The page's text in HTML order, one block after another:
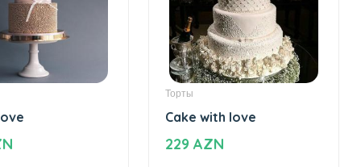
Торты
Cake with love
229 AZN